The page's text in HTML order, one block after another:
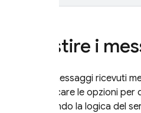
Gestire i
Tutti i messaggi ricevuti
specificare le opzioni
utilizzando la logica del